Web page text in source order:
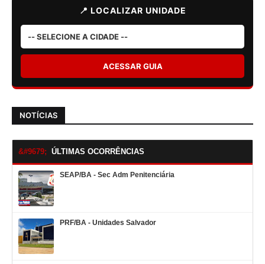
📍 LOCALIZAR UNIDADE
ACESSAR GUIA
NOTÍCIAS
ÚLTIMAS OCORRÊNCIAS
SEAP/BA - Sec Adm Penitenciária
PRF/BA - Unidades Salvador